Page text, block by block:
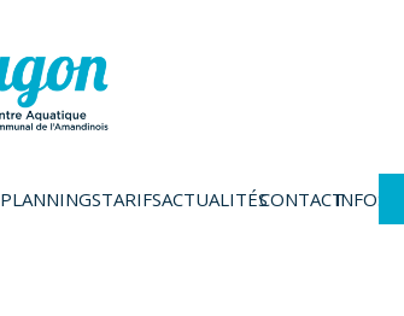
PLANNINGSTARIFSACTUALITÉSCONTACTINFOS